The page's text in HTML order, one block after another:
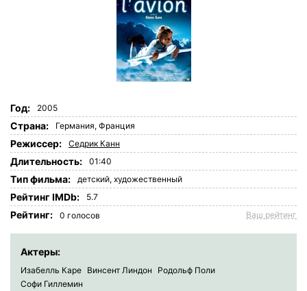
Год: 2005
Страна: Германия, Франция
Режиссер: Седрик Канн
Длительность: 01:40
Tип фильма: детский, художественный
Рейтинг IMDb: 5.7
Рейтинг: 0 голосов Ваш рейтинг
Актеры:
Изабелль Каре Винсент Линдон
Родольф Поли
Софи Гиллемин